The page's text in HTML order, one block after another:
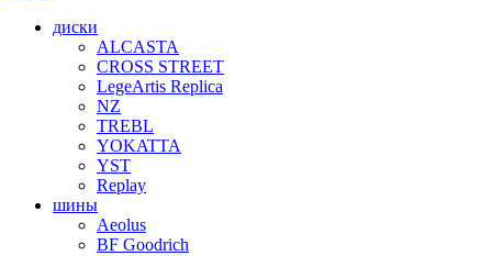
диски
ALCASTA
CROSS STREET
LegeArtis Replica
NZ
TREBL
YOKATTA
YST
Replay
шины
Aeolus
BF Goodrich